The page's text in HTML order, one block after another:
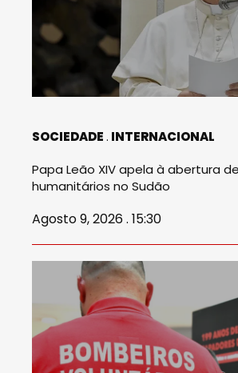
SOCIEDADE INTERNACIONAL
Papa Leão XIV apela à abertura
humanitários no Sudão
Agosto 9, 2026 . 15:30